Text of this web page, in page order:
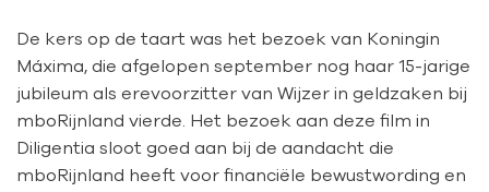
De kers op de taart was het bezoek van Koningin
Máxima, die afgelopen september nog haar 15-jarige
jubileum als erevoorzitter van Wijzer in geldzaken bij
mboRijnland vierde. Het bezoek aan deze film in
Diligentia sloot goed aan bij de aandacht die
mboRijnland heeft voor financiële bewustwording en